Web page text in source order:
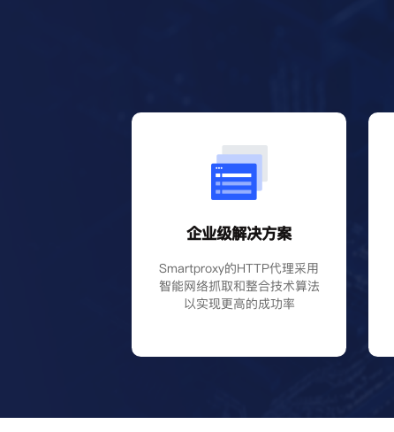
企业级解决方案
Smartproxy的HTTP代理采用
智能网络抓取和整合技术算法
以实现更高的成功率